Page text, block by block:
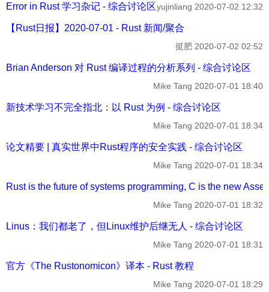
Error in Rust 学习杂记 - 综合讨论区yujinliang 2020-07-02 12:32
【Rust日报】2020-07-01 - Rust 新闻/聚合
挺肥 2020-07-02 02:52
Brian Anderson 对 Rust 编译过程的分析系列 - 综合讨论区
Mike Tang 2020-07-01 18:40
新技术学习不完全指北：以 Rust 为例 - 综合讨论区
Mike Tang 2020-07-01 18:34
论文精要 | 真实世界中Rust程序的安全实践 - 综合讨论区
Mike Tang 2020-07-01 18:34
Rust is the future of systems programming, C is the new
Mike Tang 2020-07-01 18:32
Linus：我们都老了，但Linux维护后继无人 - 综合讨论区
Mike Tang 2020-07-01 18:31
官方《The Rustonomicon》译本 - Rust 教程
Mike Tang 2020-07-01 18:29